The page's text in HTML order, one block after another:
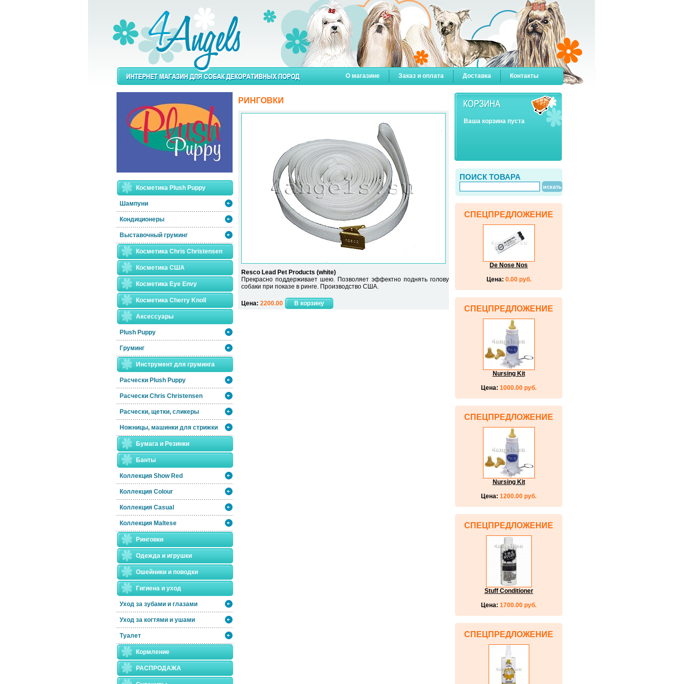
О магазине Заказ и оплата Доставка Контакты
Косметика Plush Puppy
Шампуни
Кондиционеры
Выставочный груминг
Косметика Chris Christensen
Косметика США
Косметика Eye Envy
Косметика Сherry Knoll
Аксессуары
Plush Puppy
Груминг
Инструмент для груминга
Расчески Plush Puppy
Расчески Сhris Christensen
Расчески, щетки, сликеры
Ножницы, машинки для стрижки
Бумага и Резинки
Банты
Коллекция Show Red
Коллекция Colour
Коллекция Casual
Коллекция Maltese
Ринговки
Одежда и игрушки
Ошейники и поводки
Гигиена и уход
Уход за зубами и глазами
Уход за когтями и ушами
Туалет
Кормление
РАСПРОДАЖА
РИНГОВКИ
Resco Lead Pet Products (white)
Прекрасно поддерживает шею. Позволяет эффектно поднять голову
собаки при показе в ринге. Производство США.
Цена: 2200.00
Ваша корзина пуста
ПОИСК ТОВАРА
СПЕЦПРЕДЛОЖЕНИЕ
De Nose Nos
Цена: 0.00 руб.
СПЕЦПРЕДЛОЖЕНИЕ
Nursing Kit
Цена: 1000.00 руб.
СПЕЦПРЕДЛОЖЕНИЕ
Nursing Kit
Цена: 1200.00 руб.
СПЕЦПРЕДЛОЖЕНИЕ
Stuff Conditioner
Цена: 1700.00 руб.
СПЕЦПРЕДЛОЖЕНИЕ